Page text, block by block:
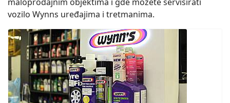
vozilo Wynns uređajima i tretmanima.